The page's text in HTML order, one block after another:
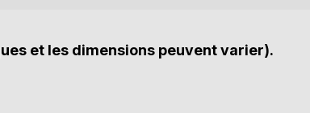
et les dimensions peuvent varier).